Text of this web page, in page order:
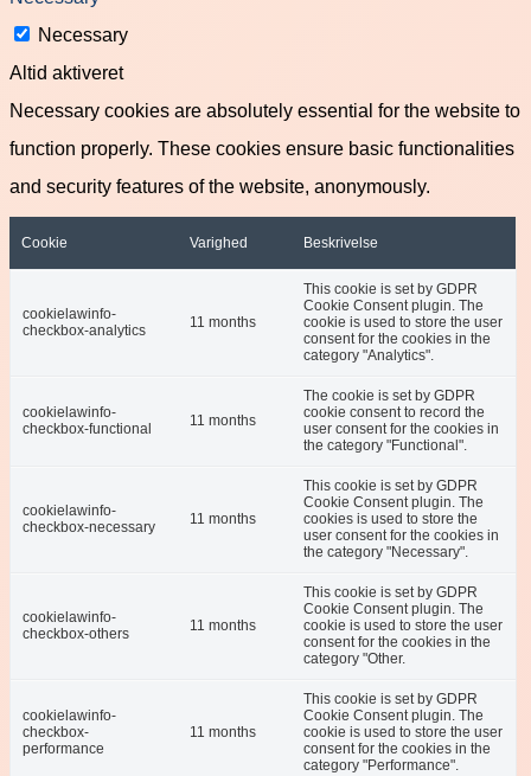
Necessary
Altid aktiveret
Necessary cookies are absolutely essential for the website to
function properly. These cookies ensure basic functionalities
and security features of the website, anonymously.
Cookie Varighed Beskrivelse
cookielawinfo-
checkbox-analytics
11 months
This cookie is set by GDPR
Cookie Consent plugin. The
cookie is used to store the user
consent for the cookies in the
category "Analytics".
cookielawinfo-
checkbox-functional
11 months
The cookie is set by GDPR
cookie consent to record the
user consent for the cookies in
the category "Functional".
cookielawinfo-
checkbox-necessary
11 months
This cookie is set by GDPR
Cookie Consent plugin. The
cookies is used to store the
user consent for the cookies in
the category "Necessary".
cookielawinfo-
checkbox-others
11 months
This cookie is set by GDPR
Cookie Consent plugin. The
cookie is used to store the user
consent for the cookies in the
category "Other.
cookielawinfo-
checkbox-
performance
11 months
This cookie is set by GDPR
Cookie Consent plugin. The
cookie is used to store the user
consent for the cookies in the
category "Performance".